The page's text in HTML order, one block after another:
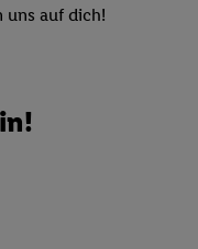
uns auf dich!